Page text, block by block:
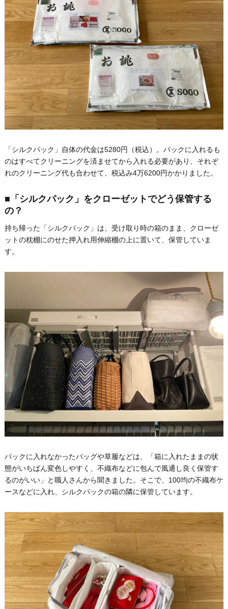
「シルクパック」自体の代金は5280円（税込）。パックに入れるも
のはすべてクリーニングを済ませてから入れる必要があり、それぞ
れのクリーニング代も合わせて、税込み4万6200円かかりました。
■「シルクパック」をクローゼットでどう保管する
の？
持ち帰った「シルクパック」は、受け取り時の箱のまま、クローゼ
ットの枕棚にのせた押入れ用伸縮棚の上に置いて、保管していま
す。
パックに入れなかったバッグや草履などは、「箱に入れたままの状
態がいちばん変色しやすく、不織布などに包んで風通し良く保管す
るのがいい」と職人さんから聞きました。そこで、100均の不織布ケ
ースなどに入れ、シルクパックの箱の隣に保管しています。